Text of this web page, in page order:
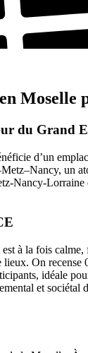
Moselle
du Grand
d’un
un
Nancy-
à la fois
On
idéale
et